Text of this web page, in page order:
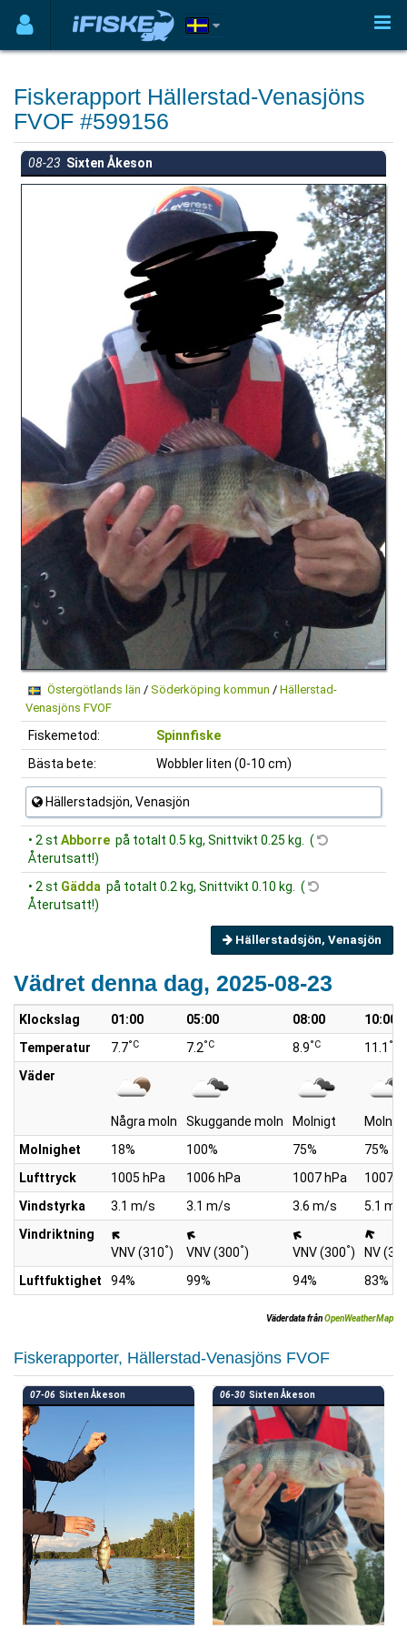
Fiskerapport Hällerstad-Venasjöns
FVOF #599156
08-23 Sixten Åkeson
Östergötlands län / Söderköping kommun / Hällerstad-
Venasjöns FVOF
Fiskemetod:
Spinnfiske
Bästa bete:
Wobbler liten (0-10 cm)
Hällerstadsjön, Venasjön
• 2 st Abborre på totalt 0.5 kg, Snittvikt 0.25 kg. (
Återutsatt!)
• 2 st Gädda på totalt 0.2 kg, Snittvikt 0.10 kg. (
Återutsatt!)
Hällerstadsjön, Venasjön
Vädret denna dag, 2025-08-23
Klockslag 01:00 05:00 08:00
10:00
Temperatur
7.7°C 7.2°C 8.9°C 11.1 °C
Väder
Några moln Skuggande moln Molnigt
Molnigt
Molnighet
18% 100% 75%
75%
Lufttryck
1005 hPa 1006 hPa 1007 hPa
1007
Vindstyrka
3.1 m/s 3.1 m/s 3.6 m/s
5.1 m/
Vindriktning
VNV (310°) VNV (300°) VNV (300°)
NV
Luftfuktighet
94% 99% 94% 83%
Väderdata frånOpenWeatherMap
Fiskerapporter, Hällerstad-Venasjöns FVOF
07-06 Sixten Åkeson 06-30 Sixten Åkeson